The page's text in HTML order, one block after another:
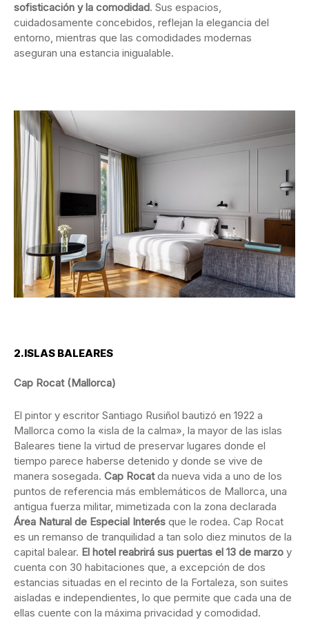
sofisticación y la comodidad. Sus espacios,
cuidadosamente concebidos, reflejan la elegancia del
entorno, mientras que las comodidades modernas
aseguran una estancia inigualable.
2.ISLAS BALEARES
Cap Rocat (Mallorca)
El pintor y escritor Santiago Rusiñol bautizó en 1922 a
Mallorca como la «isla de la calma», la mayor de las islas
Baleares tiene la virtud de preservar lugares donde el
tiempo parece haberse detenido y donde se vive de
manera sosegada. Cap Rocatda nueva vida a uno de los
puntos de referencia más emblemáticos de Mallorca, una
antigua fuerza militar, mimetizada con la zona declarada
Área Natural de Especial Interés que le rodea. Cap Rocat
es un remanso de tranquilidad a tan solo diez minutos de la
capital balear. El hotel reabrirá sus puertas el 13 de marzo y
cuenta con 30 habitaciones que, a excepción de dos
estancias situadas en el recinto de la Fortaleza, son suites
aisladas e independientes, lo que permite que cada una de
ellas cuente con la máxima privacidad y comodidad.